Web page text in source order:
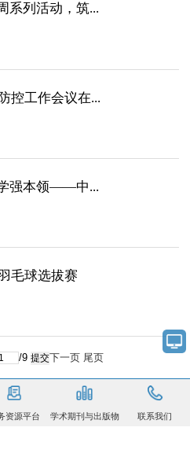
系列活动，筑...
控工作会议在...
强本领——中...
毛球选拔赛
/9 下一页 尾页
资源平台 学术期刊与出版物 联系我们